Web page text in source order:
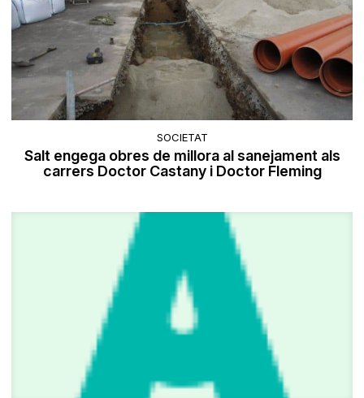
SOCIETAT
Salt engega obres de millora al sanejament als
carrers Doctor Castany i Doctor Fleming